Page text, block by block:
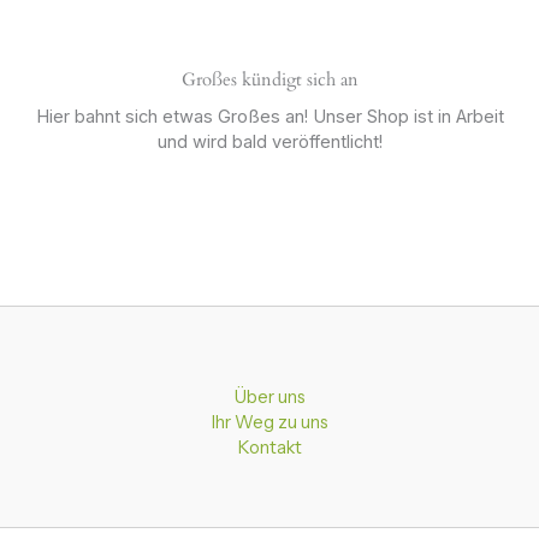
Großes kündigt sich an
Hier bahnt sich etwas Großes an! Unser Shop ist in Arbeit
und wird bald veröffentlicht!
Über uns
Ihr Weg zu uns
Kontakt